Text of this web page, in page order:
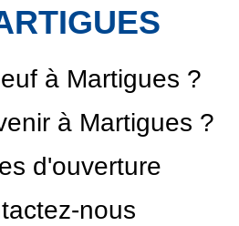
à Martigues ?
à Martigues ?
d'ouverture
nous